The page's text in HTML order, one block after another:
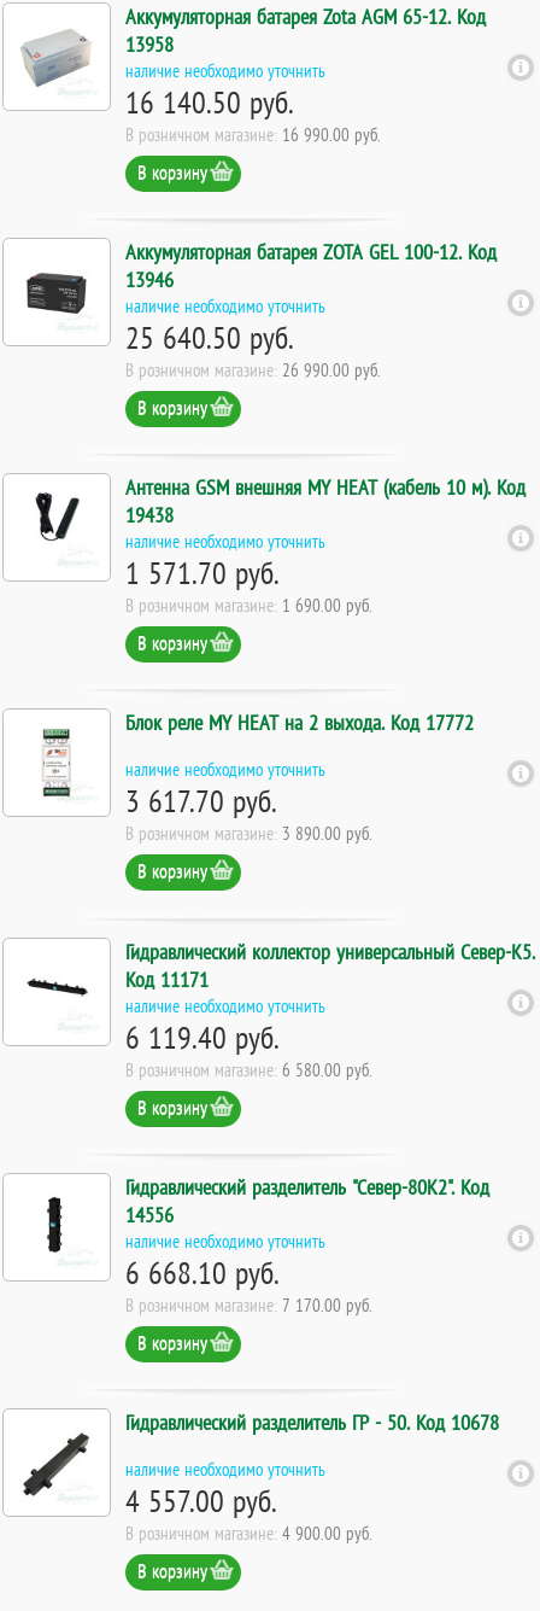
Аккумуляторная батарея Zota AGM 65-12. Код
13958
наличие необходимо уточнить
16 140.50 руб.
В розничном магазине: 16 990.00 руб.
В корзину
Аккумуляторная батарея ZOTA GEL 100-12. Код
13946
наличие необходимо уточнить
25 640.50 руб.
В розничном магазине: 26 990.00 руб.
В корзину
Антенна GSM внешняя MY HEAT (кабель 10 м). Код
19438
наличие необходимо уточнить
1 571.70 руб.
В розничном магазине: 1 690.00 руб.
В корзину
Блок реле MY HEAT на 2 выхода. Код 17772
наличие необходимо уточнить
3 617.70 руб.
В розничном магазине: 3 890.00 руб.
В корзину
Гидравлический коллектор универсальный Север-К5.
Код 11171
наличие необходимо уточнить
6 119.40 руб.
В розничном магазине: 6 580.00 руб.
В корзину
Гидравлический разделитель "Север-80К2". Код
14556
наличие необходимо уточнить
6 668.10 руб.
В розничном магазине: 7 170.00 руб.
В корзину
Гидравлический разделитель ГР - 50. Код 10678
наличие необходимо уточнить
4 557.00 руб.
В розничном магазине: 4 900.00 руб.
В корзину